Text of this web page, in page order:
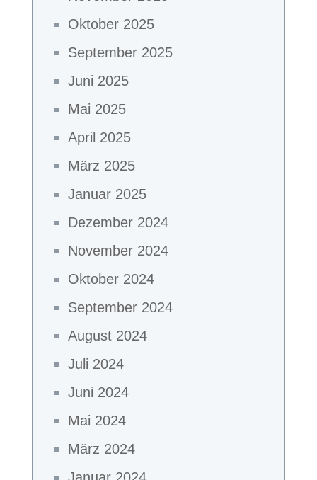
Oktober 2025
September 2025
Juni 2025
Mai 2025
April 2025
März 2025
Januar 2025
Dezember 2024
November 2024
Oktober 2024
September 2024
August 2024
Juli 2024
Juni 2024
Mai 2024
März 2024